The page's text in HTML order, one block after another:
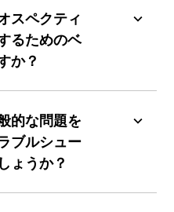
スには、標準化され
する、画像診断施
画像診断施設スタ
まれます。神経画
して、当社の手順
を最小限に抑える
可能な限り同様に
う設計されていま
理（QC）レビュー
スペクティ
るためのベ
か？
です。バイオスペ
プラットフォーム
と転送を便利かつ
ェアやポータルの
りません。このプ
的な問題を
ブルシュー
ょうか？